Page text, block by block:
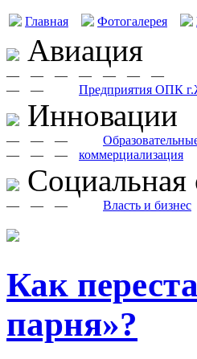
Главная Фотогалерея
Авиация
— — — — — —
—
Предприятия ОПК
— —
Инновации
— —
—
коммерциализация
— — —
Cоциальная
— Власть и бизнес
— —
Как
парня»?